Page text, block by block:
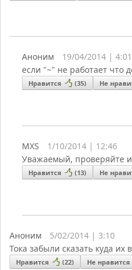
Аноним
19/04/2014 | 4:01
если "~" не работает что
Нравится (35) Не
MXS
1/10/2014 | 12:46
Уважаемый, проверяйте
Нравится (13) Не
Аноним
5/02/2014 | 3:10
Тока забыли сказать куда их
Нравится (22) Не нравится